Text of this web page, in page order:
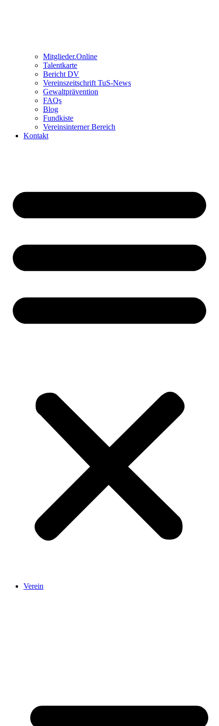
Mitglieder.Online
Talentkarte
Bericht DV
Vereinszeitschrift TuS-News
Gewaltprävention
FAQs
Blog
Fundkiste
Vereinsinterner Bereich
Kontakt
Verein